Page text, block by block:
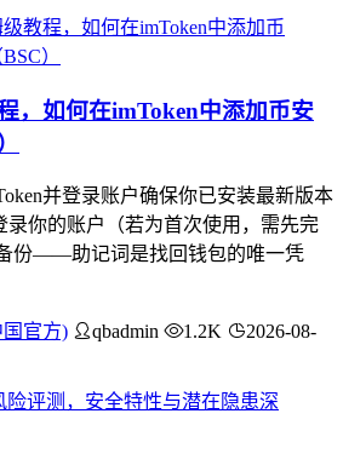
，如何在imToken中添加币安
并登录账户确保你已安装最新版本
录你的账户（若为首次使用，需先完
份——助记词是找回钱包的唯一凭
国官方) qbadmin 1.2K
2026-08-